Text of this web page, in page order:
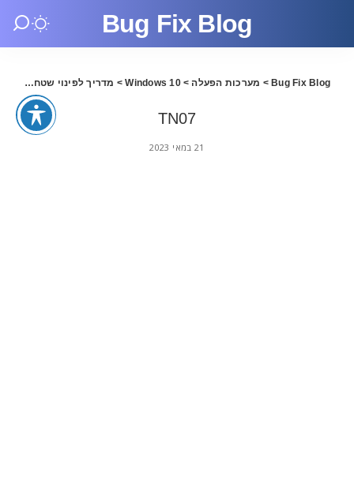
Bug Fix Blog
Bug Fix Blog
> מערכות הפעלה >
Windows 10
> מדריך לפינוי שטח כונן בווינדוס 11
TN07
21 במאי 2023